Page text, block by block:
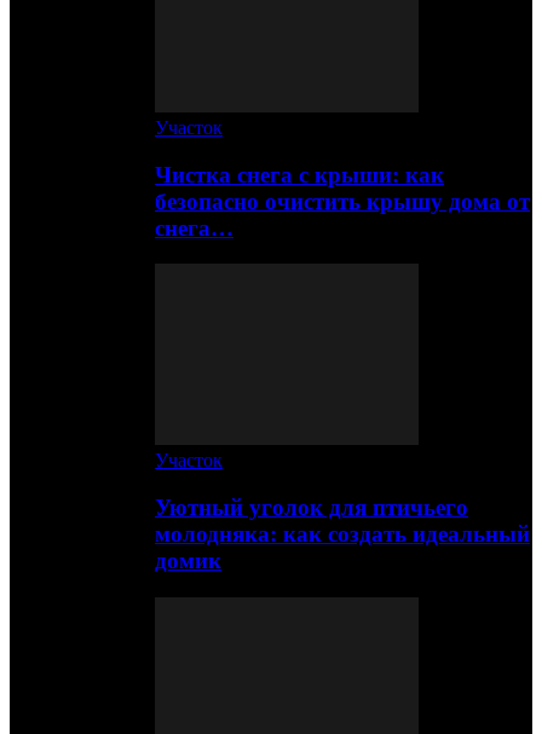
Участок
Чистка снега с крыши: как
безопасно очистить крышу дома от
снега…
Участок
Уютный уголок для птичьего
молодняка: как создать идеальный
домик